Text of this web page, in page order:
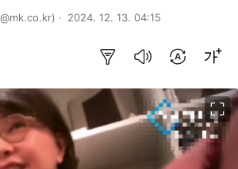
2024. 12. 13. 04:15